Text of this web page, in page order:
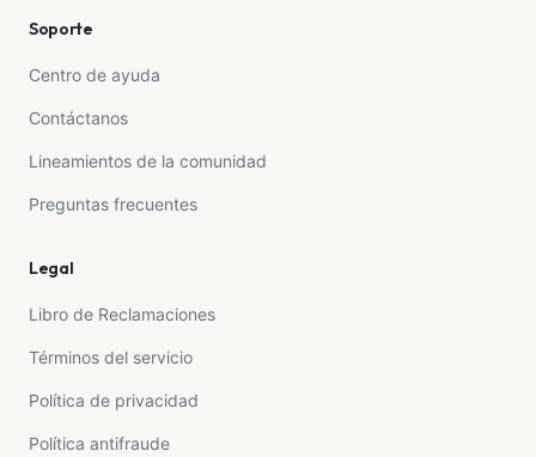
Soporte
Centro de ayuda
Contáctanos
Lineamientos de la comunidad
Preguntas frecuentes
Legal
Libro de Reclamaciones
Términos del servicio
Política de privacidad
Política antifraude